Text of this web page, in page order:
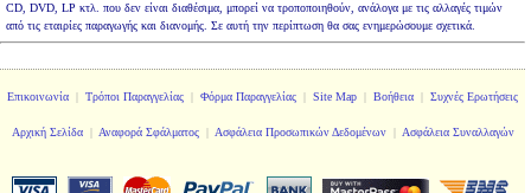
CD, DVD, LP κτλ. που δεν είναι διαθέσιμα, μπορεί να τροποποιηθούν, ανάλογα με τις αλλαγές τιμών
από τις εταιρίες παραγωγής και διανομής. Σε αυτή την περίπτωση θα σας ενημερώσουμε σχετικά.
Επικοινωνία | Τρόποι Παραγγελίας | Φόρμα Παραγγελίας | Site Map | Βοήθεια | Συχνές Ερωτήσεις
Αρχική Σελίδα| Αναφορά Σφάλματος| Ασφάλεια Προσωπικών Δεδομένων| Ασφάλεια Συναλλαγών